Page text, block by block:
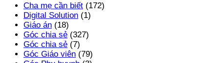
Cha mẹ cần biết (172)
Digital Solution (1)
Giáo án (18)
Góc chia sẻ (327)
Góc chia sẻ (7)
Góc Giáo viên (79)